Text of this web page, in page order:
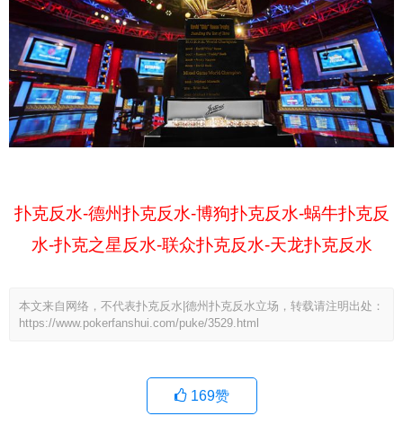
扑克反水-德州扑克反水-博狗扑克反水-蜗牛扑克反
水-扑克之星反水-联众扑克反水-天龙扑克反水
本文来自网络，不代表扑克反水|德州扑克反水立场，转载请注明出处：
https://www.pokerfanshui.com/puke/3529.html
169赞